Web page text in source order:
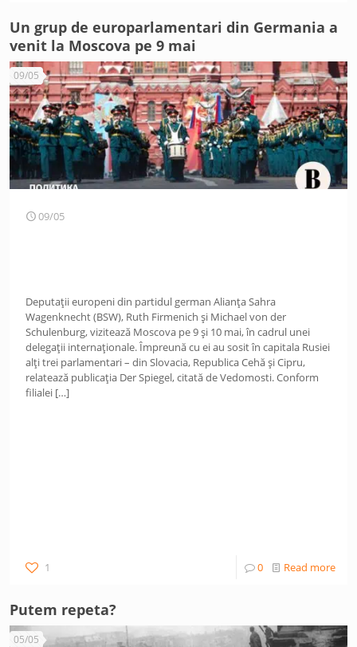
Un grup de europarlamentari din Germania a
venit la Moscova pe 9 mai
09/05
09/05
Deputații europeni din partidul german Alianța Sahra
Wagenknecht (BSW), Ruth Firmenich și Michael von der
Schulenburg, vizitează Moscova pe 9 și 10 mai, în cadrul unei
delegații internaționale. Împreună cu ei au sosit în capitala Rusiei
alți trei parlamentari – din Slovacia, Republica Cehă și Cipru,
relatează publicația Der Spiegel, citată de Vedomosti. Conform
filialei […]
1 0 Read more
Putem repeta?
05/05